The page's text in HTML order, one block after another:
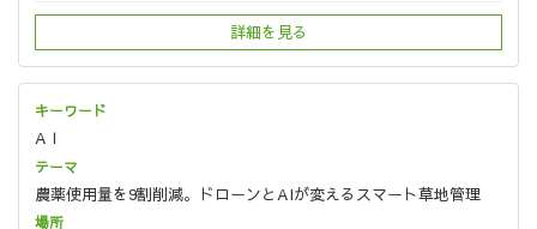
詳細を見る
AＩ
農薬使用量を9割削減。ドローンとAIが変えるスマート草地管理